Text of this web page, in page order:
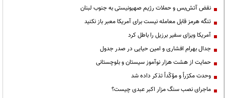
نقض آتش‌بس و حملات رژیم صهیونیستی به جنوب لبنان
تنگه هرمز قابل معامله نیست برای آمریکا معبر باز نکنید
آمریکا ویزای سفیر برزیل را باطل کرد
جدال بهرام افشاری و امین حیایی در صدر جدول
حمایت از هشت هزار نوآموز سیستان و بلوچستانی
وحدت مکرّراً و مؤکّداً تذکر داده شد
ماجرای نصب سنگ مزار اکبر عبدی چیست؟